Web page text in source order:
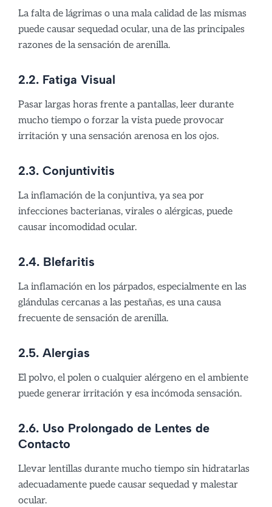
La falta de lágrimas o una mala calidad de las mismas
puede causar sequedad ocular, una de las principales
razones de la sensación de arenilla.
2.2. Fatiga Visual
Pasar largas horas frente a pantallas, leer durante
mucho tiempo o forzar la vista puede provocar
irritación y una sensación arenosa en los ojos.
2.3. Conjuntivitis
La inflamación de la conjuntiva, ya sea por
infecciones bacterianas, virales o alérgicas, puede
causar incomodidad ocular.
2.4. Blefaritis
La inflamación en los párpados, especialmente en las
glándulas cercanas a las pestañas, es una causa
frecuente de sensación de arenilla.
2.5. Alergias
El polvo, el polen o cualquier alérgeno en el ambiente
puede generar irritación y esa incómoda sensación.
2.6. Uso Prolongado de Lentes de
Contacto
Llevar lentillas durante mucho tiempo sin hidratarlas
adecuadamente puede causar sequedad y malestar
ocular.